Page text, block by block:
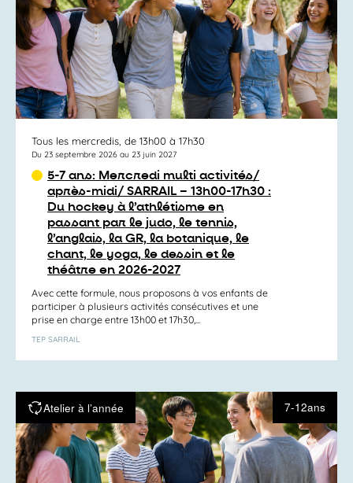
Tous les mercredis, de 13h00 à 17h30
Du 23 septembre 2026 au 23 juin 2027
5-7 ans: Mercredi multi activités/
après-midi/ SARRAIL – 13h00-17h30 :
Du hockey à l’athlétisme en
passant par le judo, le tennis,
l’anglais, la GR, la botanique, le
chant, le yoga, le dessin et le
théâtre en 2026-2027
Avec cette formule, nous proposons à vos enfants de
participer à plusieurs activités consécutives et une
prise en charge entre 13h00 et 17h30,...
TEP SARRAIL
Atelier à l’année 7-12ans